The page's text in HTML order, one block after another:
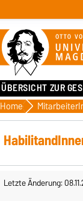
ÜBERSICHT ZUR
Home
Letzte Änderung: